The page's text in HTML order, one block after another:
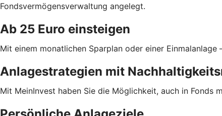
Fondsvermögensverwaltung angelegt.
Ab 25 Euro einsteigen
Mit einem monatlichen Sparplan oder einer
Anlagestrategien mit
Mit MeinInvest haben Sie die Möglichkeit, auch in Fonds